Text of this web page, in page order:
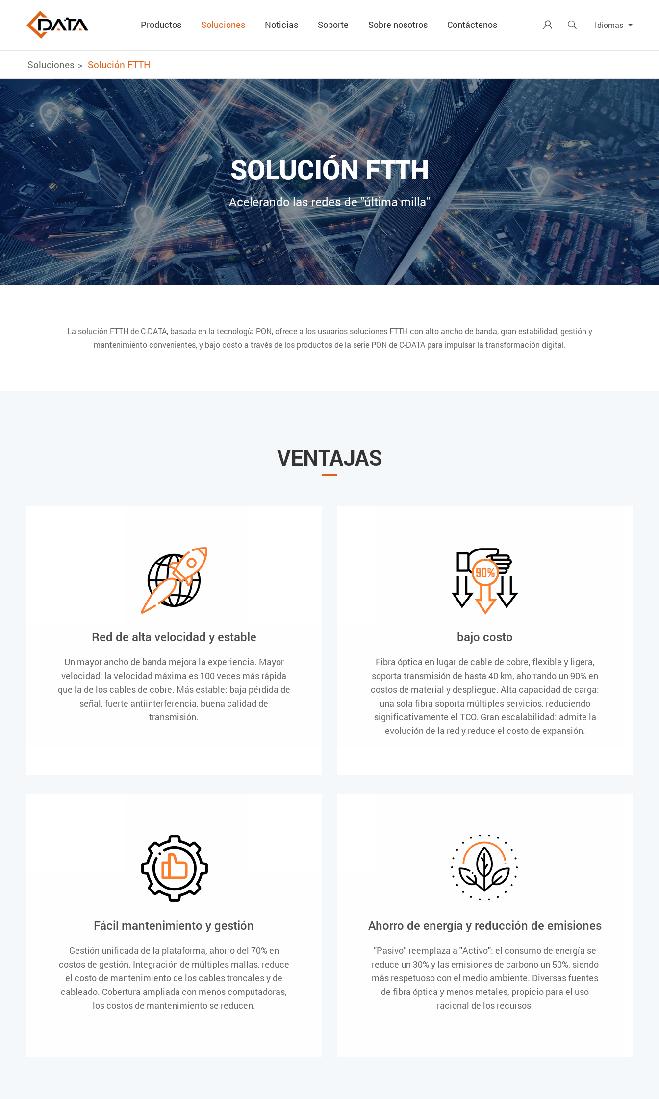
Productos Soluciones Noticias Soporte Sobre nosotros Contáctenos   Idiomas
Soluciones Solución FTTH
SOLUCIÓN FTTH
Acelerando las redes de ''última milla''
La solución FTTH de C-DATA, basada en la tecnología PON, ofrece a los usuarios soluciones FTTH con alto ancho de banda, gran estabilidad, gestión y
mantenimiento convenientes, y bajo costo a través de los productos de la serie PON de C-DATA para impulsar la transformación digital.
VENTAJAS
Red de alta velocidad y estable
Un mayor ancho de banda mejora la experiencia. Mayor
velocidad: la velocidad máxima es 100 veces más rápida
que la de los cables de cobre. Más estable: baja pérdida de
señal, fuerte antiinterferencia, buena calidad de
transmisión.
bajo costo
Fibra óptica en lugar de cable de cobre, flexible y ligera,
soporta transmisión de hasta 40 km, ahorrando un 90% en
costos de material y despliegue. Alta capacidad de carga:
una sola fibra soporta múltiples servicios, reduciendo
significativamente el TCO. Gran escalabilidad: admite la
evolución de la red y reduce el costo de expansión.
Fácil mantenimiento y gestión
Gestión unificada de la plataforma, ahorro del 70% en
costos de gestión. Integración de múltiples mallas, reduce
el costo de mantenimiento de los cables troncales y de
cableado. Cobertura ampliada con menos computadoras,
los costos de mantenimiento se reducen.
Ahorro de energía y reducción de emisiones
''Pasivo'' reemplaza a''Activo'': el consumo de energía se
reduce un 30% y las emisiones de carbono un 50%, siendo
más respetuoso con el medio ambiente. Diversas fuentes
de fibra óptica y menos metales, propicio para el uso
racional de los recursos.